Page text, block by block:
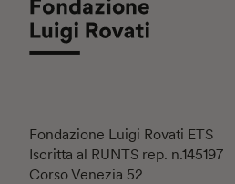
Fondazione Luigi Rovati ETS
Iscritta al RUNTS rep. n.145197
Corso Venezia 52